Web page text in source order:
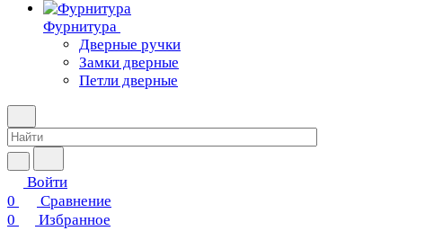
Фурнитура
Дверные ручки
Замки дверные
Петли дверные
Войти
0
Сравнение
0
Избранное